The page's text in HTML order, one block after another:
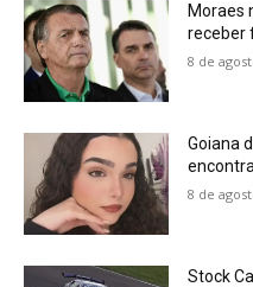
Moraes
receber
8 de
Goiana
8 de
Stock